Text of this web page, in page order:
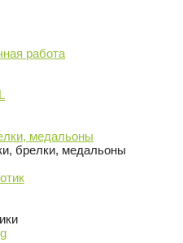
работа
медальоны
брелки, медальоны